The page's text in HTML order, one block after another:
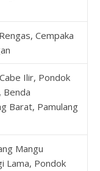
Cempaka
Ilir, Pondok
Benda
Barat, Pamulang
Mangu
Lama, Pondok